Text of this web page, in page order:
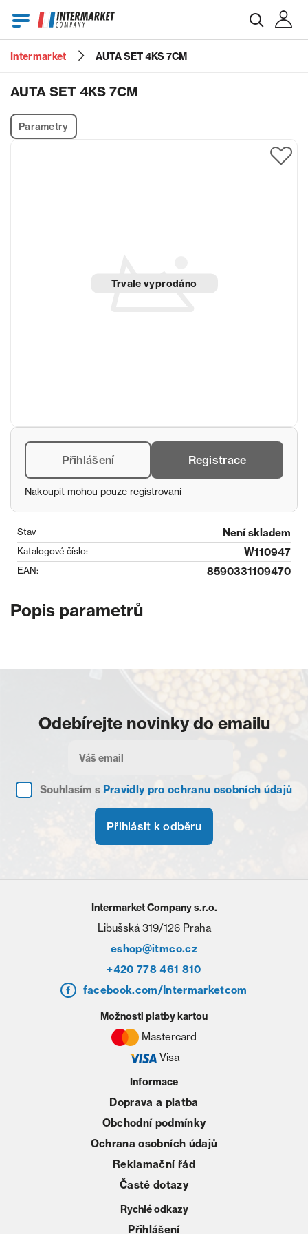
Heslo
Intermarket AUTA SET 4KS 7CM
AUTA SET 4KS 7CM
Parametry
Trvale vyprodáno
Přihlášení Registrace
Nakoupit mohou pouze registrovaní
Stav Není skladem
Katalogové číslo: W110947
EAN: 8590331109470
Popis parametrů
Odebírejte novinky do emailu
Souhlasím s Pravidly pro ochranu osobních údajů
Přihlásit k odběru
Intermarket Company s.r.o.
Libušská 319/126 Praha
eshop@itmco.cz
+420 778 461 810
facebook.com/Intermarketcom
Informace
Doprava a platba
Obchodní podmínky
Ochrana osobních údajů
Reklamační řád
Časté dotazy
Rychlé odkazy
Přihlášení
Možnosti platby kartou
Mastercard
Visa